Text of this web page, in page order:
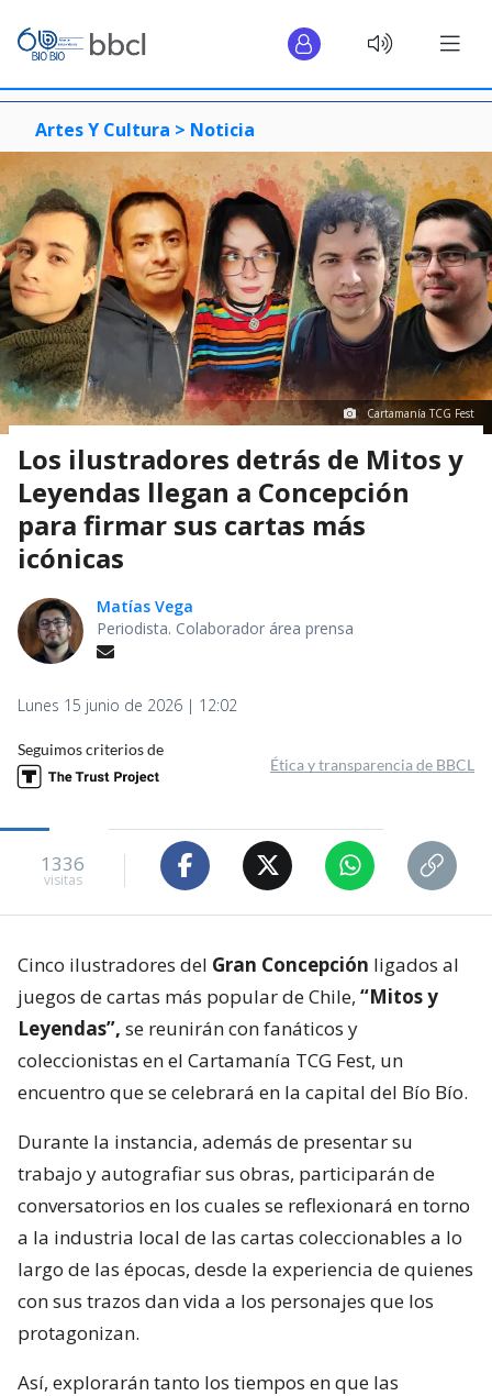
Artes Y Cultura > Noticia
Cartamanía TCG Fest
Los ilustradores detrás de Mitos y
Leyendas llegan a Concepción
para firmar sus cartas más
icónicas
Matías Vega
Periodista. Colaborador área prensa
Lunes 15 junio de 2026 | 12:02
Seguimos criterios de
Ética y transparencia de BBCL
1336
visitas
Cinco ilustradores del Gran Concepción ligados al
juegos de cartas más popular de Chile, “Mitos y
Leyendas”, se reunirán con fanáticos y
coleccionistas en el Cartamanía TCG Fest, un
encuentro que se celebrará en la capital del Bío Bío.
Durante la instancia, además de presentar su
trabajo y autografiar sus obras, participarán de
conversatorios en los cuales se reflexionará en torno
a la industria local de las cartas coleccionables a lo
largo de las épocas, desde la experiencia de quienes
con sus trazos dan vida a los personajes que los
protagonizan.
Así, explorarán tanto los tiempos en que las